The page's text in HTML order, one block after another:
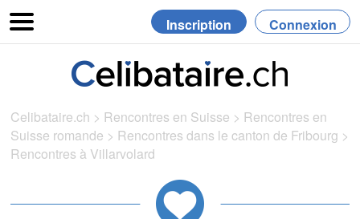
Inscription Connexion
Celibataire.ch > Rencontres en Suisse > Rencontres en
Suisse romande > Rencontres dans le canton de Fribourg >
Rencontres à Villarvolard